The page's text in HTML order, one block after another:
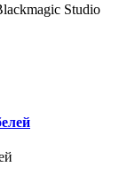
Studio